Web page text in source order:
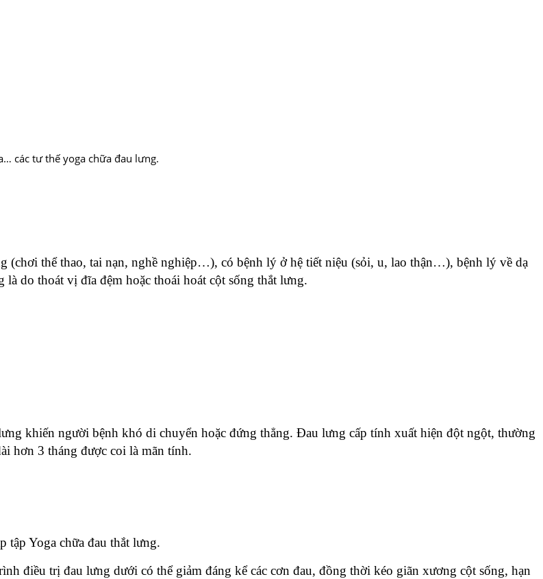
các tư thế yoga chữa đau lưng.
(chơi thể thao, tai nạn, nghề nghiệp…), có bệnh lý ở hệ tiết niệu (sỏi, u, lao thận…), bệnh lý về dạ
do thoát vị đĩa đệm hoặc thoái hoát cột sống thắt lưng.
khiến người bệnh khó di chuyển hoặc đứng thẳng. Đau lưng cấp tính xuất hiện đột ngột, thường
hơn 3 tháng được coi là mãn tính.
tập Yoga chữa đau thắt lưng.
điều trị đau lưng dưới có thể giảm đáng kể các cơn đau, đồng thời kéo giãn xương cột sống, hạn